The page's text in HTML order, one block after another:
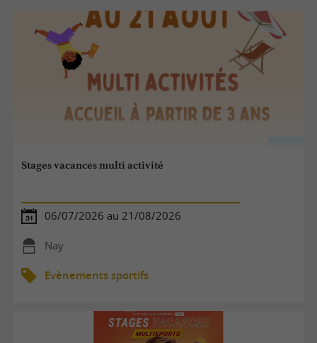
Stages vacances multi activité
06/07/2026 au 21/08/2026
Nay
Evènements sportifs